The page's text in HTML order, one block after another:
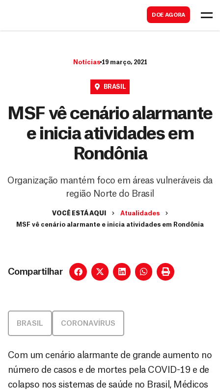
DOE AGORA
Notícias 19 março, 2021
BRASIL
MSF vê cenário alarmante
e inicia atividades em
Rondônia
Organização mantém foco em áreas vulneráveis da
região Norte do Brasil
VOCÊ ESTÁ AQUI
Atualidades
MSF vê cenário alarmante e inicia atividades em Rondônia
Compartilhar
BRASIL CORONAVÍRUS
Com um cenário alarmante de grande aumento no
número de casos e de mortes pela COVID-19 e de
colapso nos sistemas de saúde no Brasil, Médicos
a
r